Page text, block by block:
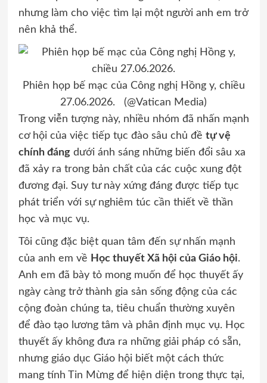
nhưng làm cho việc tìm lại một người anh em trở
nên khả thể.
Phiên họp bế mạc của Công nghị Hồng y, chiều
27.06.2026. (@Vatican Media)
Trong viễn tượng này, nhiều nhóm đã nhấn mạnh
cơ hội của việc tiếp tục đào sâu chủ đề tự vệ
chính đángdưới ánh sáng những biến đổi sâu xa
đã xảy ra trong bản chất của các cuộc xung đột
đương đại. Suy tư này xứng đáng được tiếp tục
phát triển với sự nghiêm túc cần thiết về thần
học và mục vụ.
Tôi cũng đặc biệt quan tâm đến sự nhấn mạnh
của anh em về Học thuyết Xã hội của Giáo hội.
Anh em đã bày tỏ mong muốn để học thuyết ấy
ngày càng trở thành gia sản sống động của các
cộng đoàn chúng ta, tiêu chuẩn thường xuyên
để đào tạo lương tâm và phân định mục vụ. Học
thuyết ấy không đưa ra những giải pháp có sẵn,
nhưng giáo dục Giáo hội biết một cách thức
mang tính Tin Mừng để hiện diện trong thực tại,